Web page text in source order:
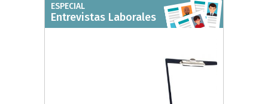
ESPECIAL
Entrevistas Laborales